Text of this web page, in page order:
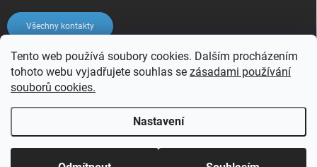
Tento web používá soubory cookies. Dalším procházením
tohoto webu vyjadřujete souhlas se zásadami používání
souborů cookies.
Nastavení
Všechny kontakty
Copyright 2026Elcigon.cz. Všechna práva vyhrazena.Upravit nastavení
cookies